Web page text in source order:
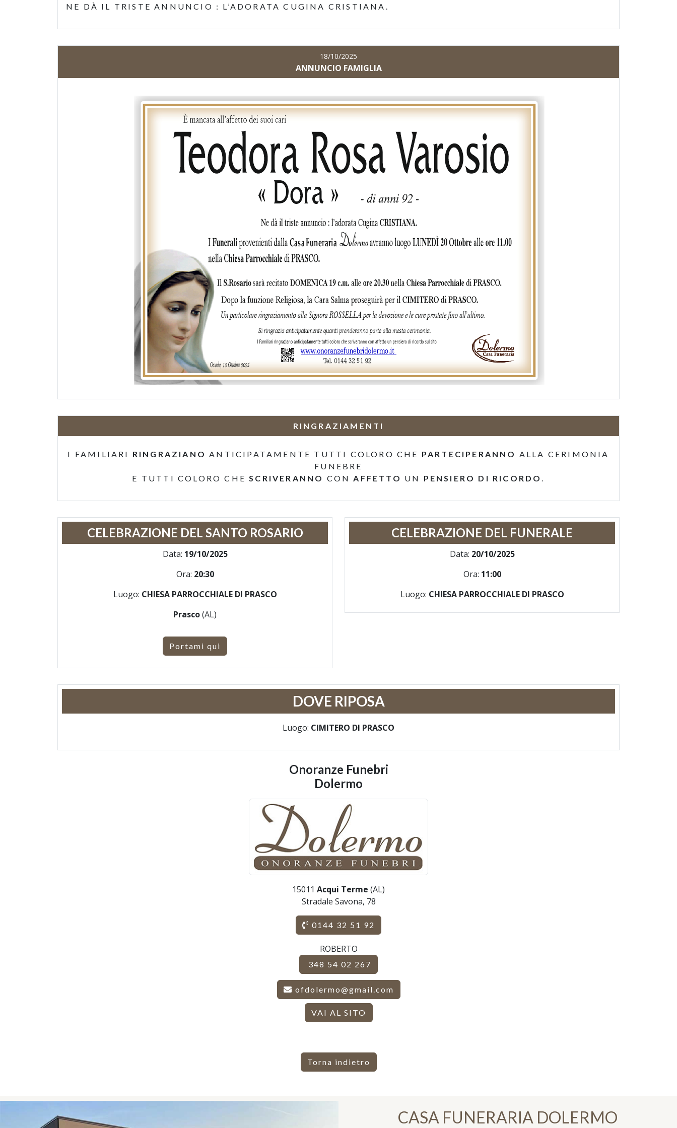
NE DÀ IL TRISTE ANNUNCIO : L’ADORATA CUGINA CRISTIANA.
18/10/2025
ANNUNCIO FAMIGLIA
RINGRAZIAMENTI
I FAMILIARI RINGRAZIANO ANTICIPATAMENTE TUTTI COLORO CHE PARTECIPERANNO ALLA CERIMONIA
FUNEBRE
E TUTTI COLORO CHESCRIVERANNO CONAFFETTO UN PENSIERO DI RICORDO.
CELEBRAZIONE DEL SANTO ROSARIO
Data: 19/10/2025
Ora: 20:30
Luogo: CHIESA PARROCCHIALE DI PRASCO
Prasco(AL)
Portami qui
CELEBRAZIONE DEL FUNERALE
Data: 20/10/2025
Ora: 11:00
Luogo: CHIESA PARROCCHIALE DI PRASCO
DOVE RIPOSA
Luogo: CIMITERO DI PRASCO
Onoranze Funebri
Dolermo
15011 Acqui Terme (AL)
Stradale Savona, 78
0144 32 51 92
ROBERTO
348 54 02 267
ofdolermo@gmail.com
VAI AL SITO
Torna indietro
CASA FUNERARIA DOLERMO